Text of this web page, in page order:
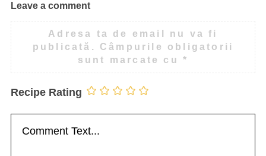
Leave a comment
Adresa ta de email nu va fi
publicată.
Câmpurile obligatorii
sunt marcate cu *
Recipe Rating